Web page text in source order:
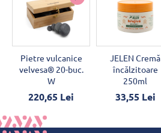
Pietre vulcanice
velvesa® 20-buc.
W
220,65 Lei
JELEN Cremă
încălzitoare
250ml
33,55 Lei